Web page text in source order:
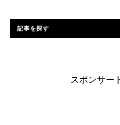
記事を探す
スポンサー